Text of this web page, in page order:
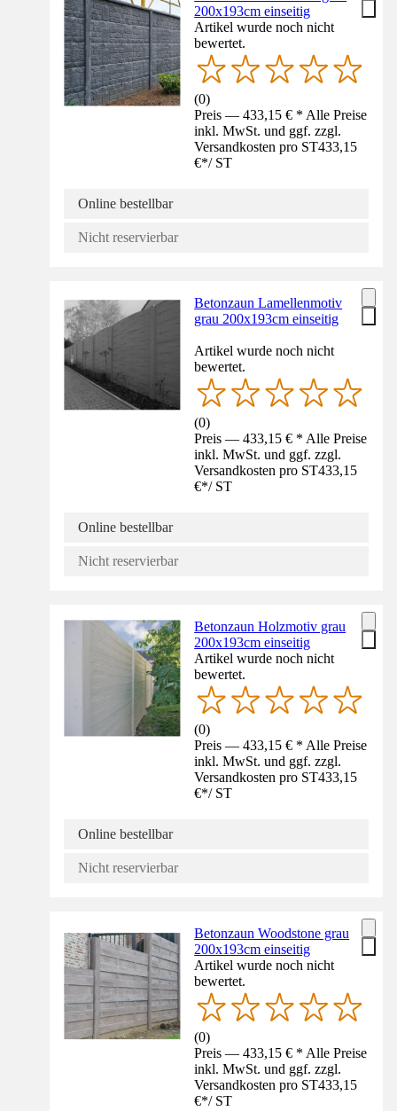
200x193cm einseitig
Artikel wurde noch nicht
bewertet.
(0)
Preis — 433,15 € * Alle Preise
inkl. MwSt. und ggf. zzgl.
Versandkosten pro ST433,15
€*/ ST
Online bestellbar
Nicht reservierbar
Betonzaun Lamellenmotiv
grau 200x193cm einseitig
Artikel wurde noch nicht
bewertet.
(0)
Preis — 433,15 € * Alle Preise
inkl. MwSt. und ggf. zzgl.
Versandkosten pro ST433,15
€*/ ST
Online bestellbar
Nicht reservierbar
Betonzaun Holzmotiv grau
200x193cm einseitig
Artikel wurde noch nicht
bewertet.
(0)
Preis — 433,15 € * Alle Preise
inkl. MwSt. und ggf. zzgl.
Versandkosten pro ST433,15
€*/ ST
Online bestellbar
Nicht reservierbar
Betonzaun Woodstone grau
200x193cm einseitig
Artikel wurde noch nicht
bewertet.
(0)
Preis — 433,15 € * Alle Preise
inkl. MwSt. und ggf. zzgl.
Versandkosten pro ST433,15
€*/ ST